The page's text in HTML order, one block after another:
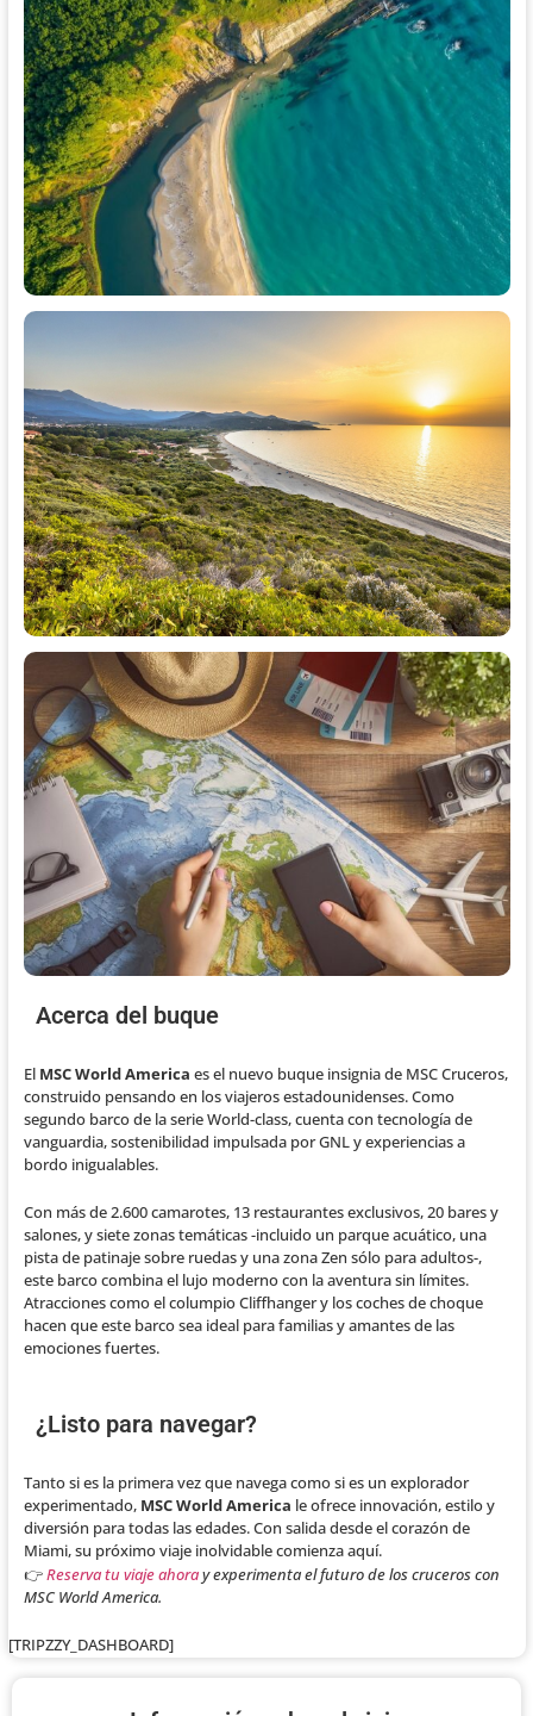
Acerca del buque
El MSC World America es el nuevo buque insignia de MSC Cruceros,
construido pensando en los viajeros estadounidenses. Como
segundo barco de la serie World-class, cuenta con tecnología de
vanguardia, sostenibilidad impulsada por GNL y experiencias a
bordo inigualables.
Con más de 2.600 camarotes, 13 restaurantes exclusivos, 20 bares y
salones, y siete zonas temáticas -incluido un parque acuático, una
pista de patinaje sobre ruedas y una zona Zen sólo para adultos-,
este barco combina el lujo moderno con la aventura sin límites.
Atracciones como el columpio Cliffhanger y los coches de choque
hacen que este barco sea ideal para familias y amantes de las
emociones fuertes.
¿Listo para navegar?
Tanto si es la primera vez que navega como si es un explorador
experimentado, MSC World America le ofrece innovación, estilo y
diversión para todas las edades. Con salida desde el corazón de
Miami, su próximo viaje inolvidable comienza aquí.
👉Reserva tu viaje ahoray experimenta el futuro de los cruceros con
MSC World America.
[TRIPZZY_DASHBOARD]